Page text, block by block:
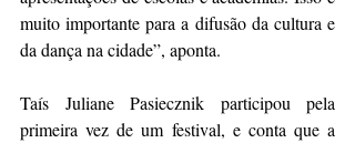
muito importante para a difusão da cultura e
da dança na cidade”, aponta.
Taís Juliane Pasiecznik participou pela
primeira vez de um festival, e conta que a